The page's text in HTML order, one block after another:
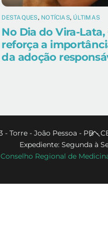
DESTAQUES, NOTÍCIAS, ÚLTIMAS
No Dia do Vira-Lata,
reforça a
da adoção
To
Top
- Torre - João Pessoa - PB -
Expediente: Segunda à
Regional de